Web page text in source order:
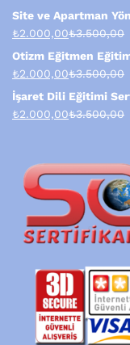
Site ve Apartman
₺2.000,00₺3.500,00
Otizm Eğitmen
₺2.000,00₺3.500,00
İşaret Dili Eğitimi
₺2.000,00₺3.500,00